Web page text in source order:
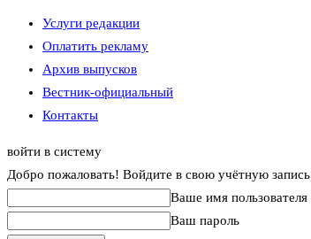
Услуги редакции
Оплатить рекламу
Архив выпусков
Вестник-официальный
Контакты
войти в систему
Добро пожаловать! Войдите в свою учётную запись
Ваше имя пользователя
Ваш пароль